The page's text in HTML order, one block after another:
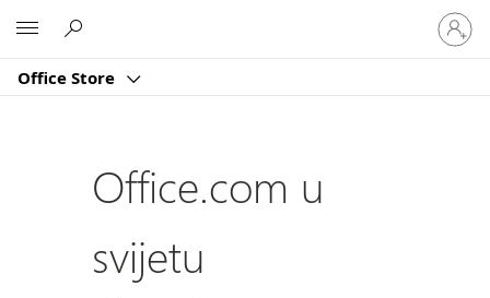
Office Store
Prijavite
se
u
račun
Office.com u
svijetu